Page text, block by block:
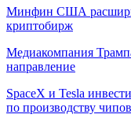
Минфин США
криптобирж
Медиакомпания
направление
SpaceX и Tesla
по производству чипов